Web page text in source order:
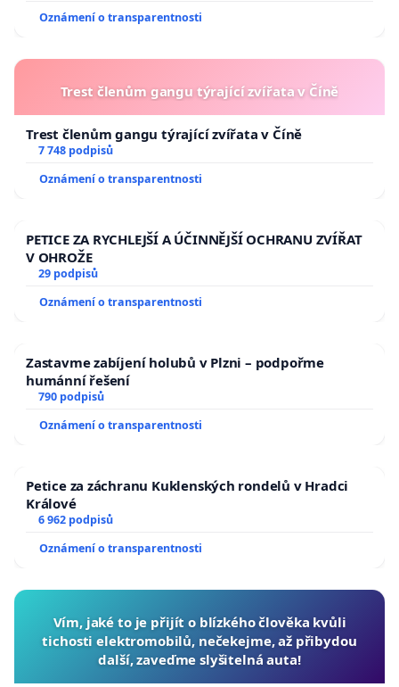
Oznámení o transparentnosti
Trest členům gangu týrající zvířata v Číně
Trest členům gangu týrající zvířata v Číně
7 748 podpisů
Oznámení o transparentnosti
PETICE ZA RYCHLEJŠÍ A ÚČINNĚJŠÍ OCHRANU ZVÍŘAT
V OHROŽE
29 podpisů
Oznámení o transparentnosti
Zastavme zabíjení holubů v Plzni – podpořme
humánní řešení
790 podpisů
Oznámení o transparentnosti
Petice za záchranu Kuklenských rondelů v Hradci
Králové
6 962 podpisů
Oznámení o transparentnosti
Vím, jaké to je přijít o blízkého člověka kvůli
tichosti elektromobilů, nečekejme, až přibydou
další, zaveďme slyšitelná auta!